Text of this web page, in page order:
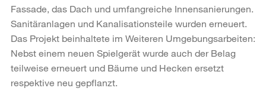
Fassade, das Dach und umfangreiche Innensanierungen.
Sanitäranlagen und Kanalisationsteile wurden erneuert.
Das Projekt beinhaltete im Weiteren Umgebungsarbeiten:
Nebst einem neuen Spielgerät wurde auch der Belag
teilweise erneuert und Bäume und Hecken ersetzt
respektive neu gepflanzt.